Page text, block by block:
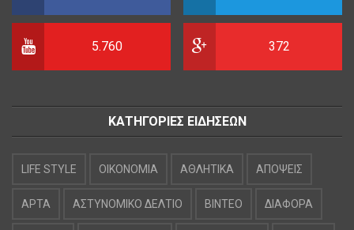
5.760 372
ΚΑΤΗΓΟΡΙΕΣ ΕΙΔΗΣΕΩΝ
LIFE STYLE OIKONOMIA ΑΘΛΗΤΙΚΑ ΑΠΟΨΕΙΣ
ΑΡΤΑ ΑΣΤΥΝΟΜΙΚΟ ΔΕΛΤΙΟ ΒΙΝΤΕΟ ΔΙΑΦΟΡΑ